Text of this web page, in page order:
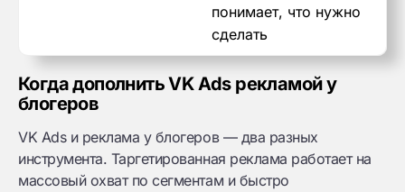
понимает, что нужно
сделать
Когда дополнить VK Ads рекламой у
блогеров
VK Ads и реклама у блогеров — два разных
инструмента. Таргетированная реклама работает на
массовый охват по сегментам и быстро